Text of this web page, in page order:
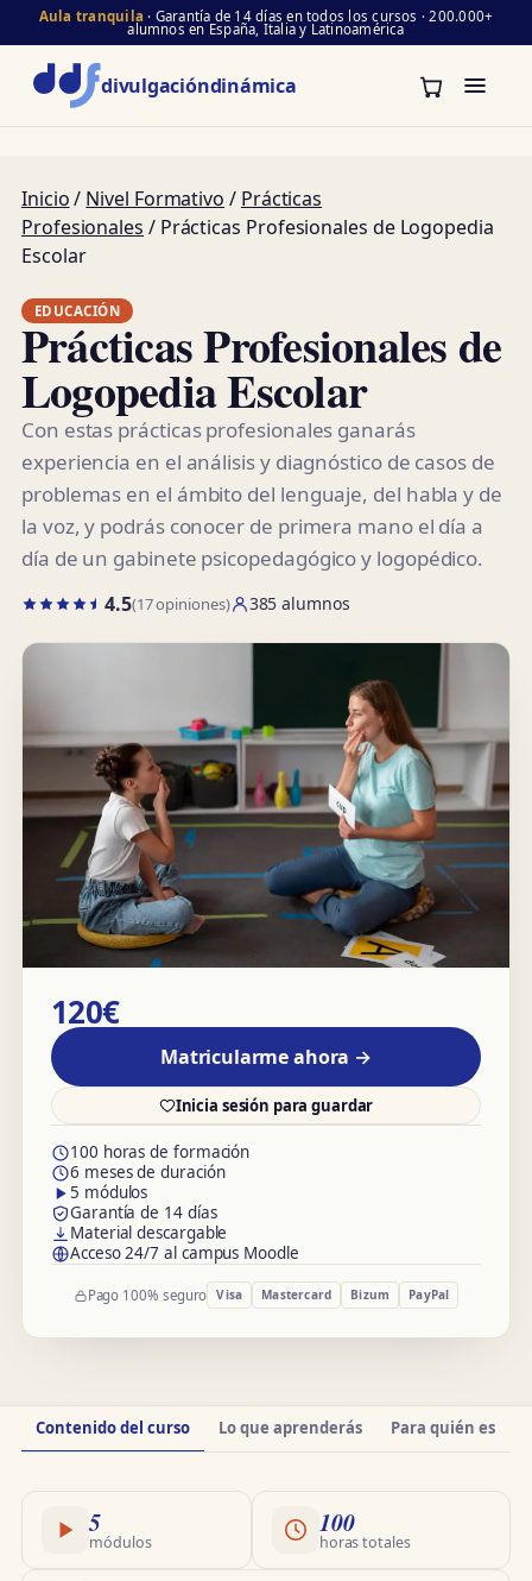
Aula tranquila · Garantía de 14 días en todos los cursos · 200.000+
alumnos en España, Italia y Latinoamérica
divulgacióndinámica
Inicio/ Nivel Formativo / Prácticas
Profesionales / Prácticas Profesionales de Logopedia
Escolar
EDUCACIÓN
Prácticas Profesionales de
Logopedia Escolar
Con estas prácticas profesionales ganarás
experiencia en el análisis y diagnóstico de casos de
problemas en el ámbito del lenguaje, del habla y de
la voz, y podrás conocer de primera mano el día a
día de un gabinete psicopedagógico y logopédico.
4.5(17 opiniones) 385 alumnos
120€
Matricularme ahora →
Inicia sesión para guardar
100 horas de formación
6 meses de duración
5 módulos
Garantía de 14 días
Material descargable
Acceso 24/7 al campus Moodle
Pago 100% seguro Visa Mastercard Bizum PayPal
Información
del
Contenido del curso Lo que aprenderás Para quién es
5
módulos
100
horas totales